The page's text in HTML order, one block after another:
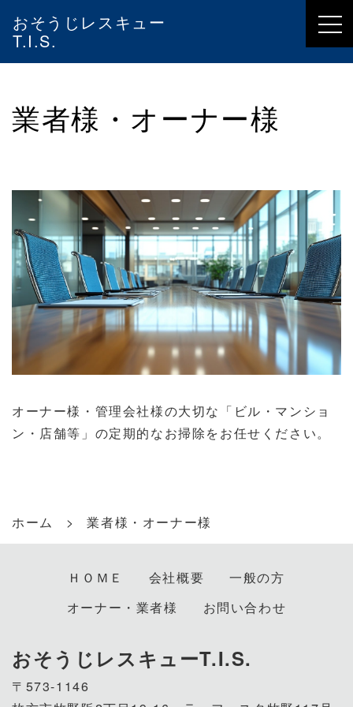
おそうじレスキュー
T.I.S.
業者様・オーナー様
オーナー様・管理会社様の大切な「ビル・マンショ
ン・店舗等」の定期的なお掃除をお任せください。
ホーム 業者様・オーナー様
ＨＯＭＥ 会社概要
一般の方
オーナー・業者様
お問い合わせ
おそうじレスキューT.I.S.
〒573-1146